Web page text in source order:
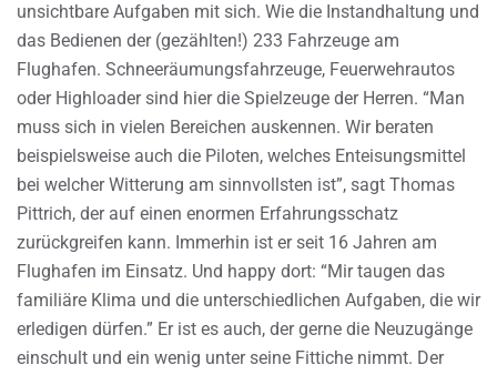
unsichtbare Aufgaben mit sich. Wie die Instandhaltung und
das Bedienen der (gezählten!) 233 Fahrzeuge am
Flughafen. Schneeräumungsfahrzeuge, Feuerwehrautos
oder Highloader sind hier die Spielzeuge der Herren. “Man
muss sich in vielen Bereichen auskennen. Wir beraten
beispielsweise auch die Piloten, welches Enteisungsmittel
bei welcher Witterung am sinnvollsten ist”, sagt Thomas
Pittrich, der auf einen enormen Erfahrungsschatz
zurückgreifen kann. Immerhin ist er seit 16 Jahren am
Flughafen im Einsatz. Und happy dort: “Mir taugen das
familiäre Klima und die unterschiedlichen Aufgaben, die wir
erledigen dürfen.” Er ist es auch, der gerne die Neuzugänge
einschult und ein wenig unter seine Fittiche nimmt. Der